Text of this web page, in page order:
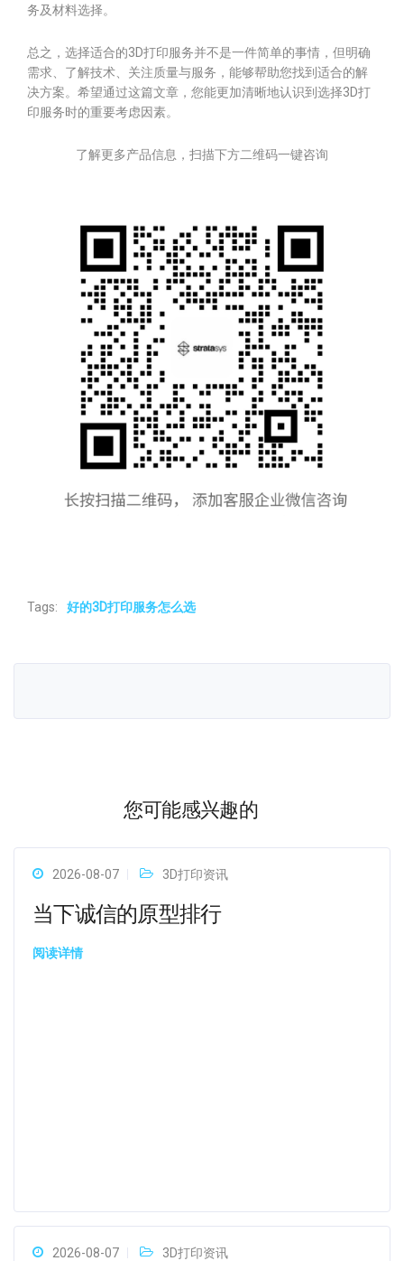
务及材料选择。
总之，选择适合的3D打印服务并不是一件简单的事情，但明确
需求、了解技术、关注质量与服务，能够帮助您找到适合的解
决方案。希望通过这篇文章，您能更加清晰地认识到选择3D打
印服务时的重要考虑因素。
了解更多产品信息，扫描下方二维码一键咨询
Tags: 好的3D打印服务怎么选
您可能感兴趣的
2026-08-07 3D打印资讯
当下诚信的原型排行
阅读详情
2026-08-07 3D打印资讯